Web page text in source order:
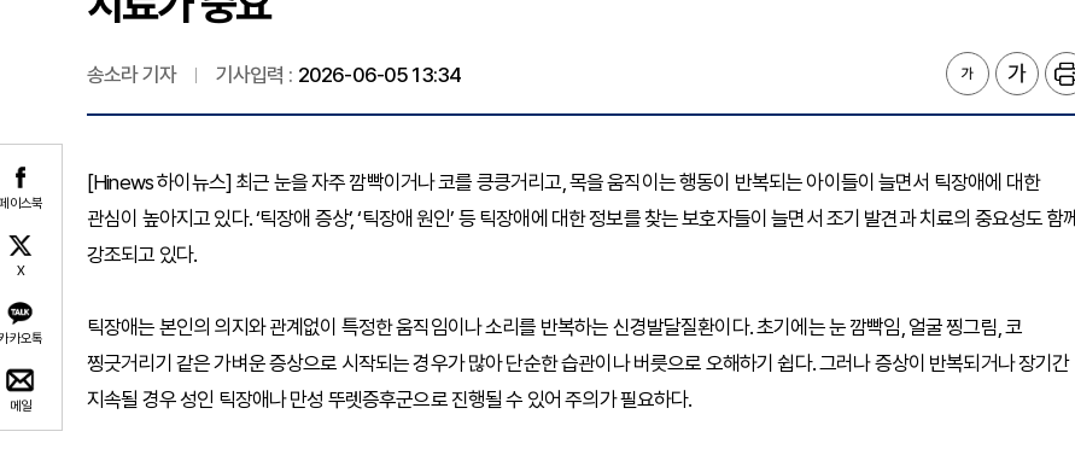
이스북
X
카오톡
메일
송소라 기자 기사입력 : 2026-06-05 13:34
[Hinews 하이뉴스] 최근 눈을 자주 깜빡이거나 코를 킁킁거리고, 목을 움직이는 행동이 반복되는 아이들이 늘면서 틱장애에 대한
관심이 높아지고 있다. ‘틱장애 증상’, ‘틱장애 원인’ 등 틱장애에 대한 정보를 찾는 보호자들이 늘면서 조기 발견과 치료의 중요성도 함께
강조되고 있다.
틱장애는 본인의 의지와 관계없이 특정한 움직임이나 소리를 반복하는 신경발달질환이다. 초기에는 눈 깜빡임, 얼굴 찡그림, 코
찡긋거리기 같은 가벼운 증상으로 시작되는 경우가 많아 단순한 습관이나 버릇으로 오해하기 쉽다. 그러나 증상이 반복되거나 장기간
지속될 경우 성인 틱장애나 만성 뚜렛증후군으로 진행될 수 있어 주의가 필요하다.